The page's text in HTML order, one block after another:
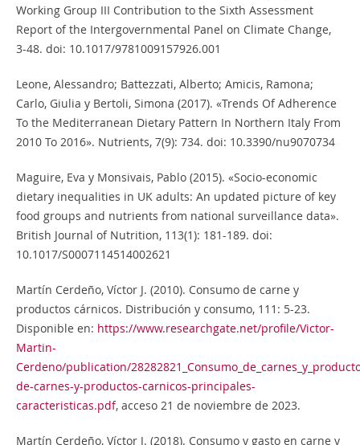
Working Group III Contribution to the Sixth Assessment
Report of the Intergovernmental Panel on Climate Change,
3-48. doi: 10.1017/9781009157926.001
Leone, Alessandro; Battezzati, Alberto; Amicis, Ramona;
Carlo, Giulia y Bertoli, Simona (2017). «Trends Of Adherence
To the Mediterranean Dietary Pattern In Northern Italy From
2010 To 2016». Nutrients, 7(9): 734. doi: 10.3390/nu9070734
Maguire, Eva y Monsivais, Pablo (2015). «Socio-economic
dietary inequalities in UK adults: An updated picture of key
food groups and nutrients from national surveillance data».
British Journal of Nutrition, 113(1): 181-189. doi:
10.1017/S0007114514002621
Martín Cerdeño, Víctor J. (2010). Consumo de carne y
productos cárnicos. Distribución y consumo, 111: 5-23.
Disponible en: https://www.researchgate.net/profile/Victor-
Martin-
Cerdeno/publication/
de-carnes-y-productos-carnicos-principales-
caracteristicas.pdf, acceso 21 de noviembre de 2023.
Martín Cerdeño, Víctor J. (2018). Consumo y gasto en carne y